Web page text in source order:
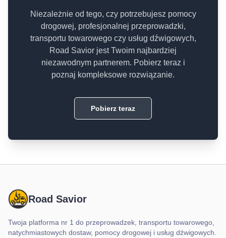
Niezależnie od tego, czy potrzebujesz pomocy
drogowej, profesjonalnej przeprowadzki,
transportu towarowego czy usług dźwigowych,
Road Savior jest Twoim najbardziej
niezawodnym partnerem. Pobierz teraz i
poznaj kompleksowe rozwiązanie.
Pobierz teraz
Road Savior
Twoja platforma nr 1 do przeprowadzek, transportu towarowego,
natychmiastowych dostaw, pomocy drogowej i usług dźwigowych.